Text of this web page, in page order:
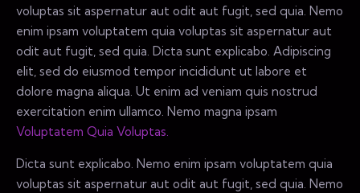
voluptas sit aspernatur aut odit aut fugit, sed quia. Nemo
enim ipsam voluptatem quia voluptas sit aspernatur aut
odit aut fugit, sed quia. Dicta sunt explicabo. Adipiscing
elit, sed do eiusmod tempor incididunt ut labore et
dolore magna aliqua. Ut enim ad veniam quis nostrud
exercitation enim ullamco. Nemo magna ipsam
Voluptatem Quia Voluptas.
Dicta sunt explicabo. Nemo enim ipsam voluptatem quia
voluptas sit aspernatur aut odit aut fugit, sed quia. Nemo